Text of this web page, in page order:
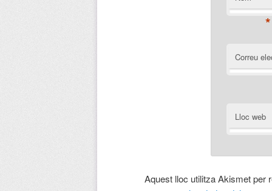
*
Correu
Lloc web
Aquest lloc utilitza Akismet